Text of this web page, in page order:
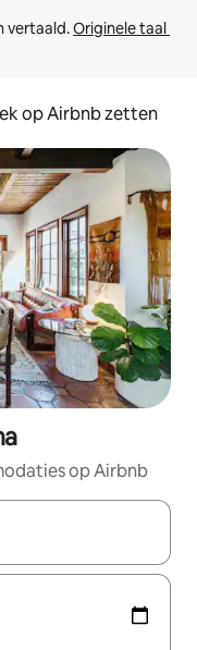
vertaald. Originele taal
op Airbnb zetten
op Airbnb
maak je een keuze